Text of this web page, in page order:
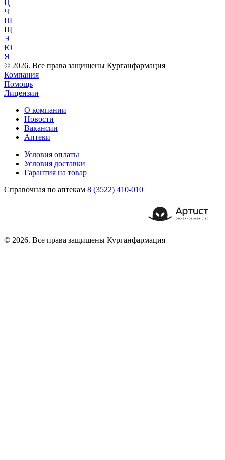
Ч
Ш
Щ
Э
Ю
Я
© 2026. Все права защищены Курганфармация
Компания
Помощь
Лицензии
О компании
Новости
Вакансии
Аптеки
Условия оплаты
Условия доставки
Гарантия на товар
Справочная по аптекам 8 (3522) 410-010
© 2026. Все права защищены Курганфармация